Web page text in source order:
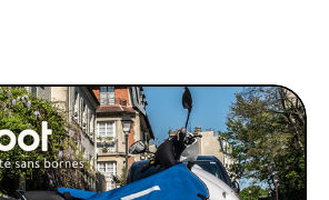
FOOD
BONS PLANS